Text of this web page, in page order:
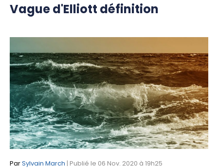
Vague d'Elliott définition
ParSylvain March | Publié le 06 Nov. 2020 à 19h25